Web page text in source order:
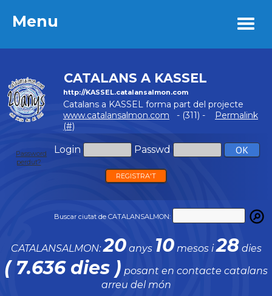
Menu
CATALANS A KASSEL
http://KASSEL.catalansalmon.com
Catalans a KASSEL forma part del projecte
www.catalansalmon.com - (311) -
Permalink
(#)
Login Passwd
Password
perdut?
REGISTRA'T
Buscar ciutat de CATALANSALMON:
CATALANSALMON:20anys 10mesos i28 dies
( 7.636 dies ) posant en contacte catalans
arreu del món
Menu